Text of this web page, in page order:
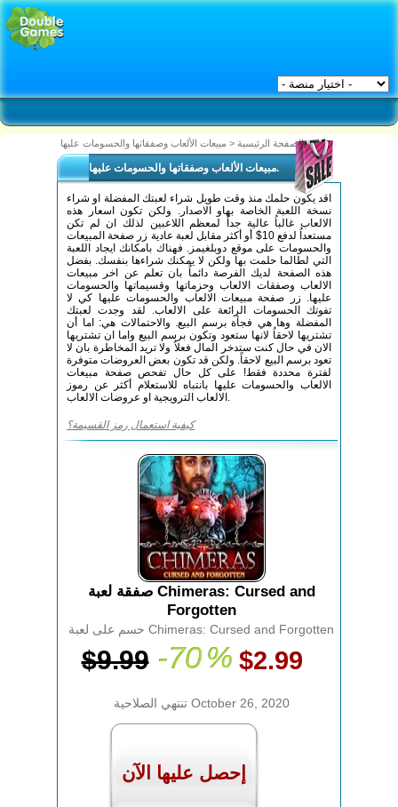
الصفحة الرئيسية < مبيعات الألعاب وصفقاتها والحسومات عليها.
مبيعات الألعاب وصفقاتها والحسومات عليها.
اقد يكون حلمك منذ وقت طويل شراء لعبتك المفضلة او شراء
نسخة اللعبة الخاصة بهاو الاصدار. ولكن تكون اسعار هذه
الالعاب غالباُ عالية جداُ لمعظم اللاعبين لذلك ان لم تكن
مستعداُ لدفع 10$ أو أكثر مقابل لعبة عادية زر صفحة المبيعات
والحسومات على موقع دوبلغيمز. فهناك بامكانك ايجاد اللعبة
التي لطالما حلمت بها ولكن لا يمكنك شراءها بنفسك. بفضل
هذه الصفحة لديك الفرصة دائماُ بان تعلم عن اخر مبيعات
الالعاب وصفقات الالعاب وحزماتها وقسيماتها والحسومات
عليها. زر صفحة مبيعات الالعاب والحسومات عليها كي لا
تفوتك الحسومات الرائعة على الالعاب. لقد وجدت لعبتك
المفضلة وها هي فجأة برسم البيع. والاحتمالات هي: اما أن
تشتريها لاحقاُ لانها ستعود وتكون برسم البيع واما ان تشتريها
الان في حال كنت ستدخر المال فعلاُ ولا تريد المخاطرة بان لا
تعود برسم البيع لاحقاً. ولكن قد تكون بعض العروضات متوفرة
لفترة محددة فقط! على كل حال تفحص صفحة مبيعات
الالعاب والحسومات عليها بانتباه للاستعلام أكثر عن رموز
الالعاب الترويجية او عروضات الالعاب.
كيفية استعمال رمز القسيمة؟
صفقة لعبة Chimeras: Cursed and
Forgotten
حسم على لعبة Chimeras: Cursed and Forgotten
$9.99 -70% $2.99
تنتهي الصلاحية October 26, 2020
إحصل عليها الآن